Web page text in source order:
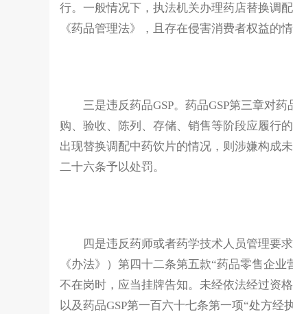
行。一般情况下，执法机关办理药店替换调
《药品管理法》，且存在侵害消费者权益的
三是违反药品GSP。药品GSP第三章对
购、验收、陈列、存储、销售等阶段应履行
出现替换调配中药饮片的情况，则涉嫌构成
二十六条予以处罚。
四是违反药师或者药学技术人员管理要
《办法》）第四十二条第五款“药品零售企
不在岗时，应当挂牌告知。未经依法经过资
以及药品GSP第一百六十七条第一项“处方